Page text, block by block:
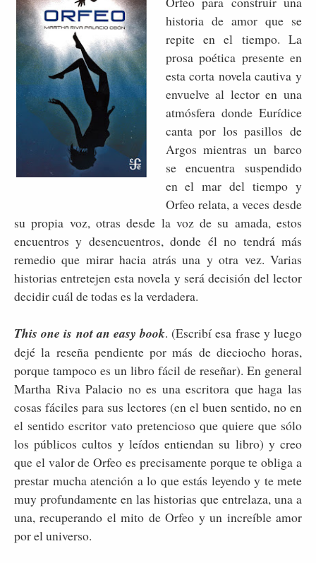
historia de amor que se
repite en el tiempo. La
prosa poética presente en
esta corta novela cautiva y
envuelve al lector en una
atmósfera donde Eurídice
canta por los pasillos de
Argos mientras un barco
se encuentra suspendido
en el mar del tiempo y
Orfeo relata, a veces desde
su propia voz, otras desde la voz de su amada, estos
encuentros y desencuentros, donde él no tendrá más
remedio que mirar hacia atrás una y otra vez. Varias
historias entretejen esta novela y será decisión del lector
decidir cuál de todas es la verdadera.
This one is not an easy book. (Escribí esa frase y luego
dejé la reseña pendiente por más de dieciocho horas,
porque tampoco es un libro fácil de reseñar). En general
Martha Riva Palacio no es una escritora que haga las
cosas fáciles para sus lectores (en el buen sentido, no en
el sentido escritor vato pretencioso que quiere que sólo
los públicos cultos y leídos entiendan su libro) y creo
que el valor de Orfeo es precisamente porque te obliga a
prestar mucha atención a lo que estás leyendo y te mete
muy profundamente en las historias que entrelaza, una a
una, recuperando el mito de Orfeo y un increíble amor
por el universo.